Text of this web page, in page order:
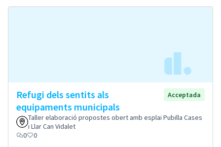
Refugi dels sentits als
equipaments municipals
Acceptada
Taller elaboració propostes obert amb esplai Pubilla Cases
i Llar Can Vidalet
0
0